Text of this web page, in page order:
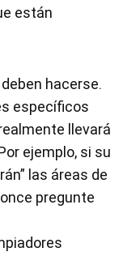
están
hacerse.
específicos
llevará
ejemplo, si su
las áreas de
pregunte